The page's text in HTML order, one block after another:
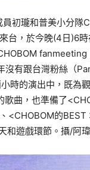
初瓏和普美小分隊
台，於今晚(4日)6
沒有跟台灣粉絲（
時的演出中，既為
歌曲，也準備了
<CHOBOM的BEST
和遊戲環節。攝/阿瑋